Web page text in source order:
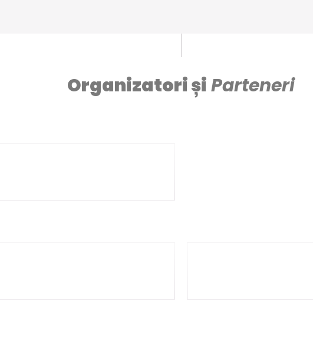
Organizatori șiParteneri